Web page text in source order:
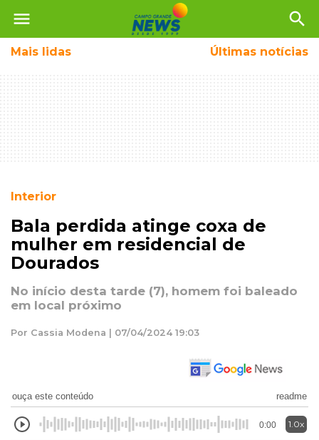
menu search
Mais lidas Últimas notícias
Interior
Bala perdida atinge coxa de
mulher em residencial de
Dourados
No início desta tarde (7), homem foi baleado
em local próximo
Por Cassia Modena | 07/04/2024 19:03
ouça este conteúdo readme
0:00 1.0x